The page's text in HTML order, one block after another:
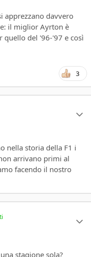
apprezzano davvero
il miglior Ayrton è
quello del '96-'97 e così
3
nella storia della F1 i
arrivano primi al
facendo il nostro
stagione sola?